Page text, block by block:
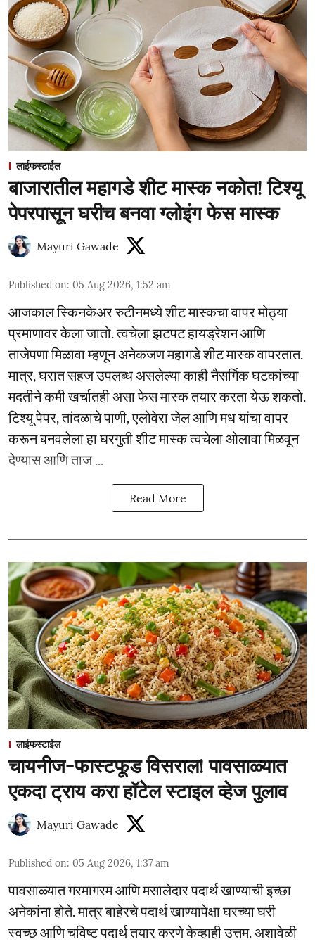
लाईफस्टाईल
बाजारातील महागडे शीट मास्क नकोत! टिश्यू
पेपरपासून घरीच बनवा ग्लोइंग फेस मास्क
Mayuri Gawade
Published on: 05 Aug 2026, 1:52 am
आजकाल स्किनकेअर रुटीनमध्ये शीट मास्कचा वापर मोठ्या
प्रमाणावर केला जातो. त्वचेला झटपट हायड्रेशन आणि
ताजेपणा मिळावा म्हणून अनेकजण महागडे शीट मास्क वापरतात.
मात्र, घरात सहज उपलब्ध असलेल्या काही नैसर्गिक घटकांच्या
मदतीने कमी खर्चातही असा फेस मास्क तयार करता येऊ शकतो.
टिश्यू पेपर, तांदळाचे पाणी, एलोवेरा जेल आणि मध यांचा वापर
करून बनवलेला हा घरगुती शीट मास्क त्वचेला ओलावा मिळवून
देण्यास आणि ताज ...
Read More
लाईफस्टाईल
चायनीज-फास्टफूड विसराल! पावसाळ्यात
एकदा ट्राय करा हॉटेल स्टाइल व्हेज पुलाव
Mayuri Gawade
Published on: 05 Aug 2026, 1:37 am
पावसाळ्यात गरमागरम आणि मसालेदार पदार्थ खाण्याची इच्छा
अनेकांना होते. मात्र बाहेरचे पदार्थ खाण्यापेक्षा घरच्या घरी
स्वच्छ आणि चविष्ट पदार्थ तयार करणे केव्हाही उत्तम. अशावेळी